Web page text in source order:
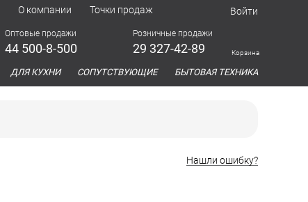
О компании Точки продаж Войти
Оптовые продажи
44 500-8-500
Розничные продажи
29 327-42-89 Корзина
ДЛЯ КУХНИ СОПУТСТВУЮЩИЕ БЫТОВАЯ ТЕХНИКА
Нашли ошибку?